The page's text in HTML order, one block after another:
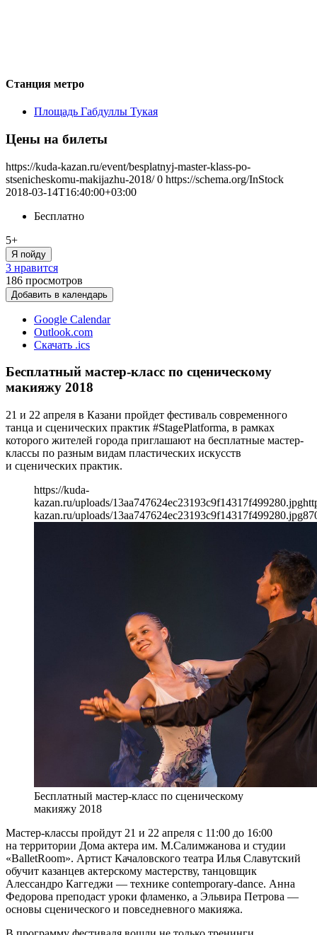
Станция метро
Площадь Габдуллы Тукая
Цены на билеты
https://kuda-kazan.ru/event/besplatnyj-master-klass-po-
stsenicheskomu-makijazhu-2018/ 0 https://schema.org/InStock
2018-03-14T16:40:00+03:00
Бесплатно
5+
Я пойду
3 нравится
186 просмотров
Добавить в календарь
Google Calendar
Outlook.com
Скачать .ics
Бесплатный мастер-класс по сценическому
макияжу 2018
21 и 22 апреля в Казани пройдет фестиваль современного
танца и сценических практик #StagePlatforma, в рамках
которого жителей города приглашают на бесплатные мастер-
классы по разным видам пластических искусств
и сценических практик.
https://kuda-
kazan.ru/uploads/13aa747624ec23193c9f14317f499280.jpg
kazan.ru/uploads/13aa747624ec23193c9f14317f499280.jpg
Бесплатный мастер-класс по сценическому
макияжу 2018
Мастер-классы пройдут 21 и 22 апреля с 11:00 до 16:00
на территории Дома актера им. М.Салимжанова и студии
«BalletRoom». Артист Качаловского театра Илья Славутский
обучит казанцев актерскому мастерству, танцовщик
Алессандро Каггеджи — технике contemporary-dance. Анна
Федорова преподаст уроки фламенко, а Эльвира Петрова —
основы сценического и повседневного макияжа.